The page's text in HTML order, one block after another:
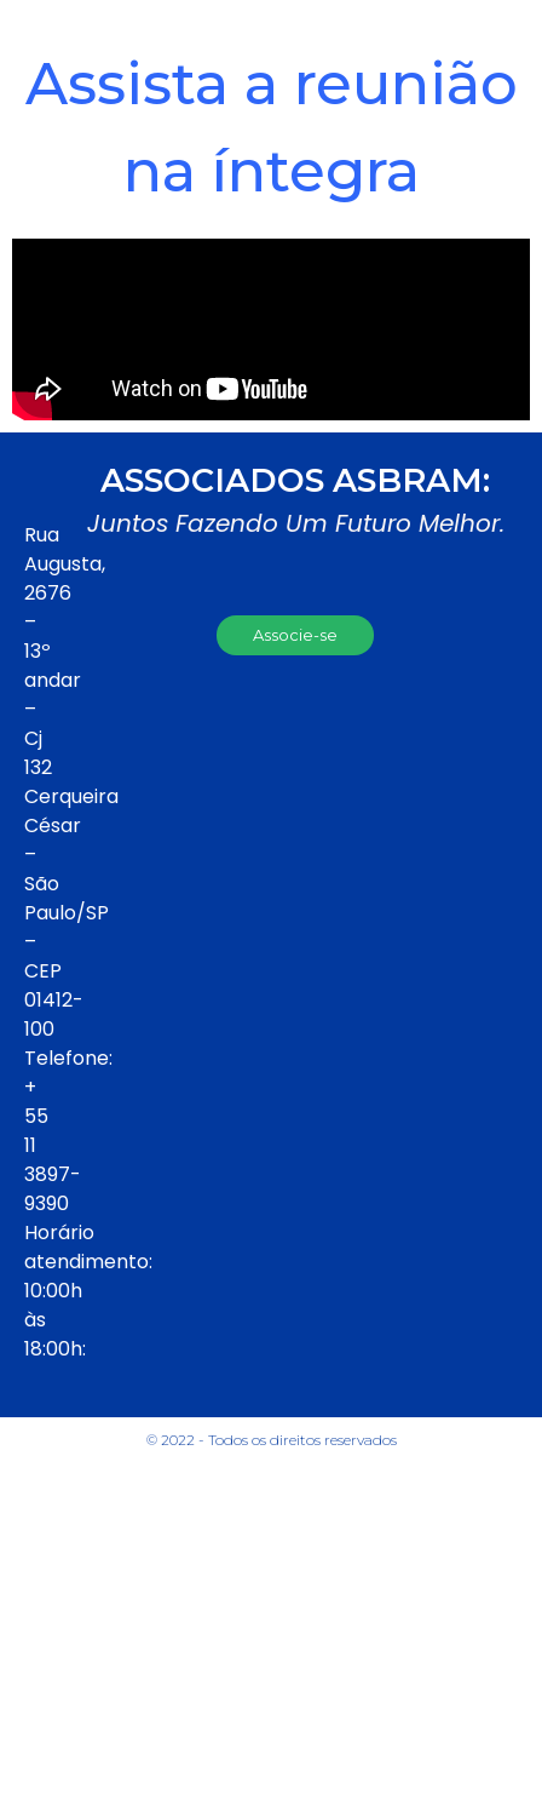
Assista a reunião
na íntegra
Rua
Augusta,
2676
–
13º
andar
–
Cj
132
Cerqueira
César
–
São
Paulo/SP
–
CEP
01412-
100
Telefone:
+
55
11
3897-
9390
Horário
atendimento:
10:00h
às
18:00h:
ASSOCIADOS ASBRAM:
Juntos Fazendo Um Futuro Melhor.
Associe-se
© 2022 - Todos os direitos reservados